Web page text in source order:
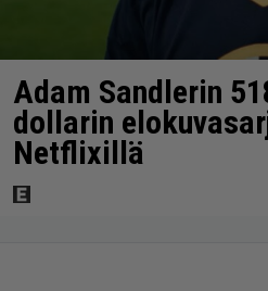
Adam Sandlerin
dollarin
Netflixillä